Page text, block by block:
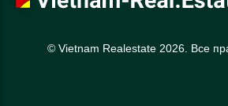
© Vietnam Realestate 2026. Все